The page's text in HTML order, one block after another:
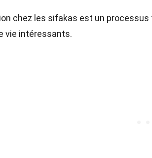
chez les sifakas est un
vie intéressants.